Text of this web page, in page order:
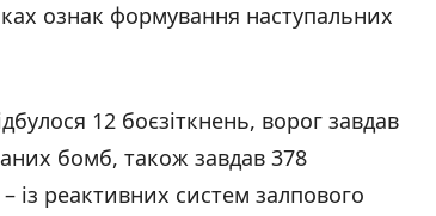
ознак формування наступальних
12 боєзіткнень, ворог завдав
бомб, також завдав 378
із реактивних систем залпового